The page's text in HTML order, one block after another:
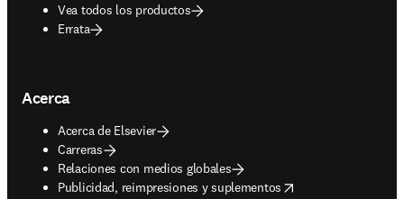
Vea todos los productos
Errata
Acerca
Acerca de Elsevier
Carreras
Relaciones con medios globales
Publicidad, reimpresiones y suplementos
opens in new tab/window